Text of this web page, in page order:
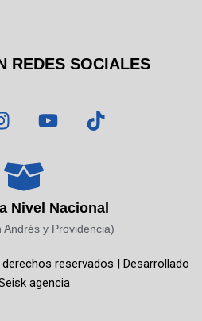
REDES SOCIALES
t
a
m
Y
o
b
e
T
i
k
Nivel Nacional
Andrés y Providencia)
reservados | Desarrollado
agencia